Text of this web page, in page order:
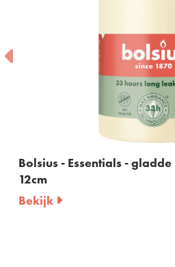
Bolsius - Essentials -
12cm
Bekijk